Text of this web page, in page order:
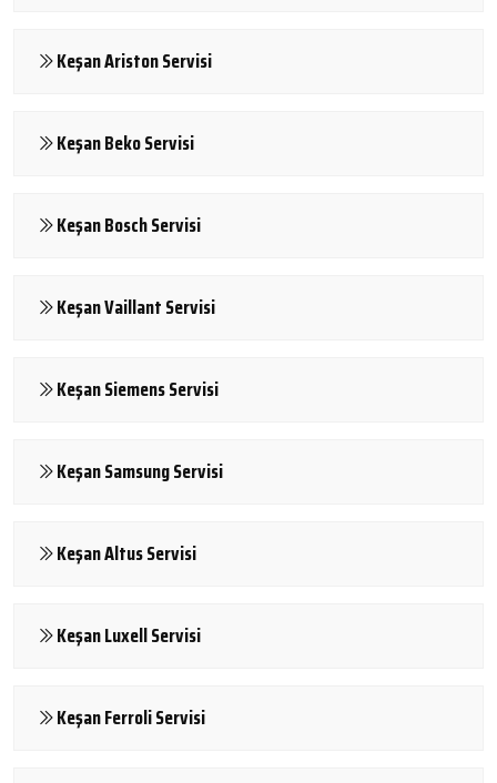
Keşan Ariston Servisi
Keşan Beko Servisi
Keşan Bosch Servisi
Keşan Vaillant Servisi
Keşan Siemens Servisi
Keşan Samsung Servisi
Keşan Altus Servisi
Keşan Luxell Servisi
Keşan Ferroli Servisi